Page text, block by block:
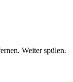
Weiter spülen.